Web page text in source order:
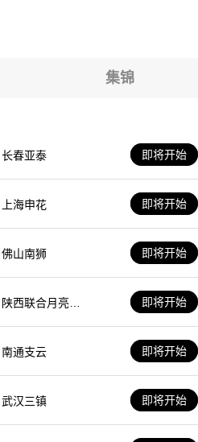
集锦
长春亚泰 即将开始
上海申花 即将开始
佛山南狮 即将开始
陕西联合月亮泊
即将开始
南通支云 即将开始
武汉三镇 即将开始